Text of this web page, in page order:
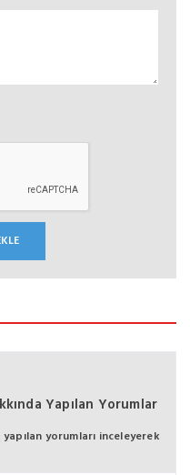
Yapılan Yorumlar
yorumları inceleyerek